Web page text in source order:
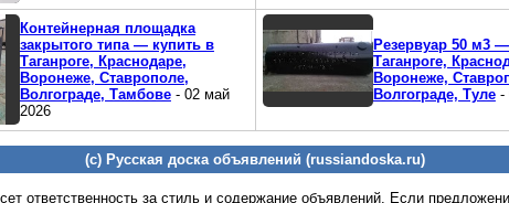
Контейнерная площадка
закрытого типа — купить в
Таганроге, Краснодаре,
Воронеже, Ставрополе,
Волгограде, Тамбове- 02 май
2026
Резервуар 50 м3
Таганроге,
Воронеже,
Волгограде, Туле-
(c) Русская доска объявлений (russiandoska.ru)
ответственность за стиль и содержание объявлений. Если